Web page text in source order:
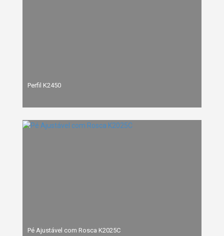
Perfil K2450
Pé Ajustável com Rosca K2025C